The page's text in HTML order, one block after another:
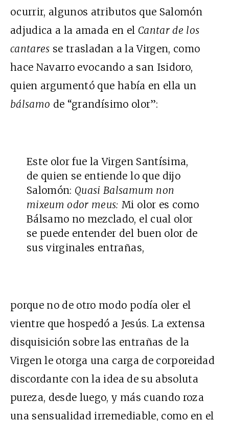
ocurrir, algunos atributos que Salomón
adjudica a la amada en el Cantar de los
cantares se trasladan a la Virgen, como
hace Navarro evocando a san Isidoro,
quien argumentó que había en ella un
bálsamo de “grandísimo olor”:
Este olor fue la Virgen Santísima,
de quien se entiende lo que dijo
Salomón: Quasi Balsamum non
mixeum odor meus:Mi olor es como
Bálsamo no mezclado, el cual olor
se puede entender del buen olor de
sus virginales entrañas,
porque no de otro modo podía oler el
vientre que hospedó a Jesús. La extensa
disquisición sobre las entrañas de la
Virgen le otorga una carga de corporeidad
discordante con la idea de su absoluta
pureza, desde luego, y más cuando roza
una sensualidad irremediable, como en el